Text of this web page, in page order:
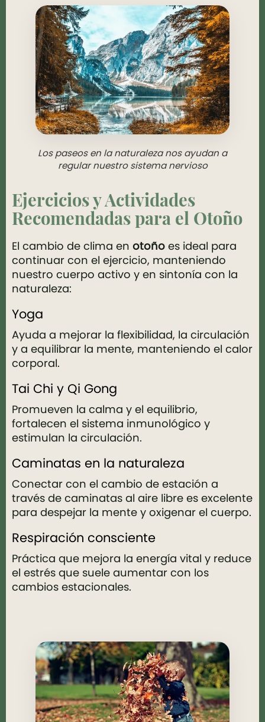
Los paseos en la naturaleza nos ayudan a
regular nuestro sistema nervioso
Ejercicios y Actividades
Recomendadas para el Otoño
El cambio de clima en otoño es ideal para
continuar con el ejercicio, manteniendo
nuestro cuerpo activo y en sintonía con la
naturaleza:
Yoga
Ayuda a mejorar la flexibilidad, la circulación
y a equilibrar la mente, manteniendo el calor
corporal.
Tai Chi y Qi Gong
Promueven la calma y el equilibrio,
fortalecen el sistema inmunológico y
estimulan la circulación.
Caminatas en la naturaleza
Conectar con el cambio de estación a
través de caminatas al aire libre es excelente
para despejar la mente y oxigenar el cuerpo.
Respiración consciente
Práctica que mejora la energía vital y reduce
el estrés que suele aumentar con los
cambios estacionales.